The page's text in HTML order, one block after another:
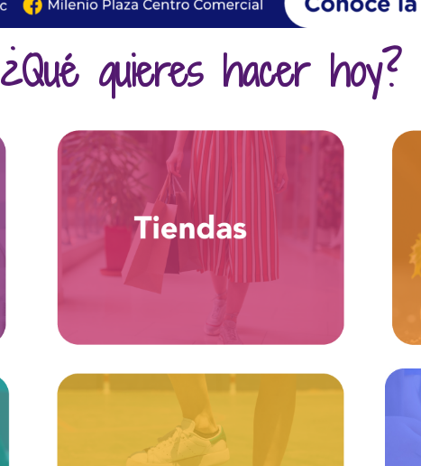
¿Qué quieres hacer hoy?
+ Moda + Calzado + Hogar
Variedades + Tecnología